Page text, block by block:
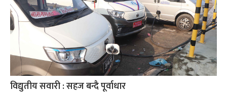
विद्युतीय सवारी : सहज बन्दै पूर्वाधार